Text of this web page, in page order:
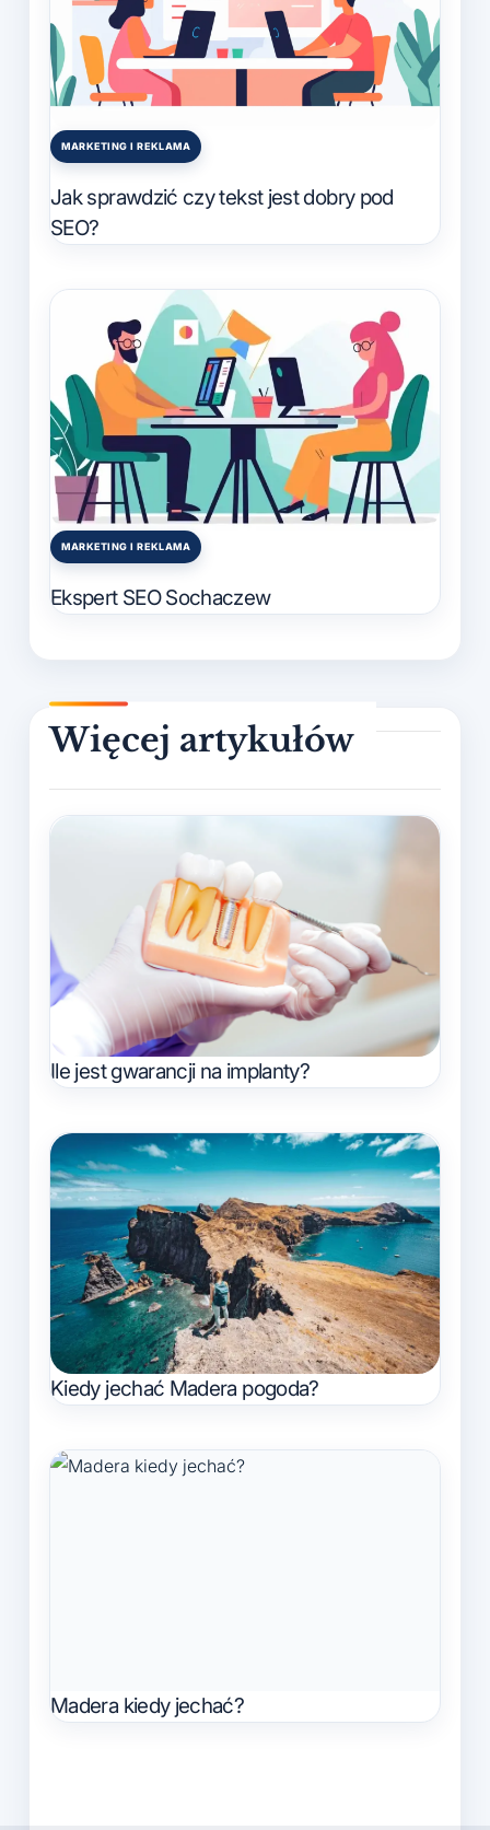
Posted
MARKETING I REKLAMA
Jak sprawdzić czy tekst jest dobry pod
SEO?
Posted
MARKETING I REKLAMA
Ekspert SEO Sochaczew
Ile jest gwarancji na implanty?
Kiedy jechać Madera pogoda?
Madera kiedy jechać?